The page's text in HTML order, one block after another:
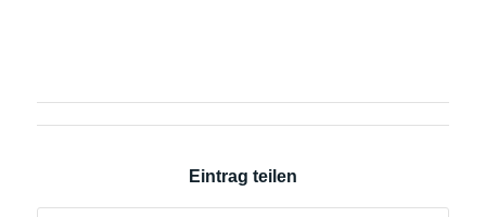
Eintrag teilen